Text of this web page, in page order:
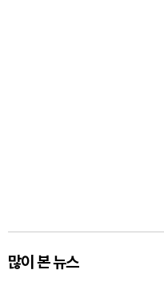
많이 본 뉴스